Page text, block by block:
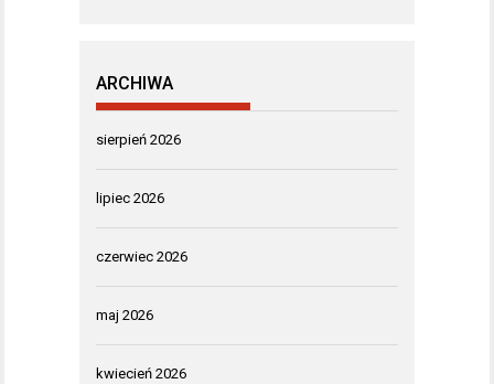
ARCHIWA
sierpień 2026
lipiec 2026
czerwiec 2026
maj 2026
kwiecień 2026